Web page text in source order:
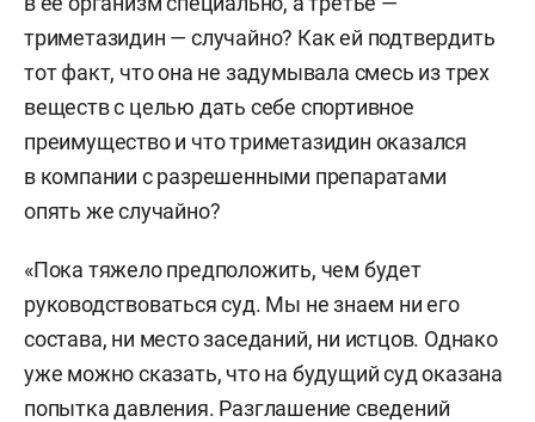
триметазидин — случайно? Как ей подтвердить
тот факт, что она не задумывала смесь из трех
веществ с целью дать себе спортивное
преимущество и что триметазидин оказался
в компании с разрешенными препаратами
опять же случайно?
«Пока тяжело предположить, чем будет
руководствоваться суд. Мы не знаем ни его
состава, ни место заседаний, ни истцов. Однако
уже можно сказать, что на будущий суд оказана
попытка давления. Разглашение сведений